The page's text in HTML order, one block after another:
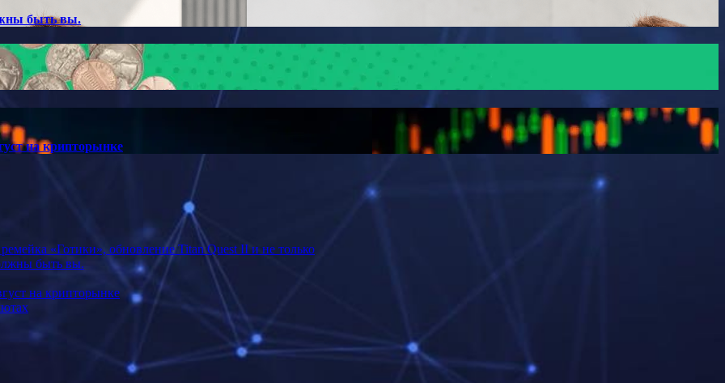
быть вы.
на крипторынке
«Готики», обновление Titan Quest II и не только
быть вы.
на крипторынке